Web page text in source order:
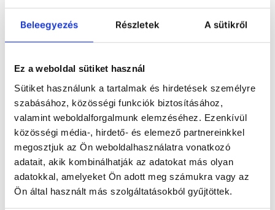
Beleegyezés Részletek A sütikről
Ez a weboldal sütiket használ
Sütiket használunk a tartalmak és hirdetések személyre
szabásához, közösségi funkciók biztosításához,
valamint weboldalforgalmunk elemzéséhez. Ezenkívül
közösségi média-, hirdető- és elemező partnereinkkel
megosztjuk az Ön weboldalhasználatra vonatkozó
adatait, akik kombinálhatják az adatokat más olyan
adatokkal, amelyeket Ön adott meg számukra vagy az
Ön által használt más szolgáltatásokból gyűjtöttek.
igényekhez igazítva.